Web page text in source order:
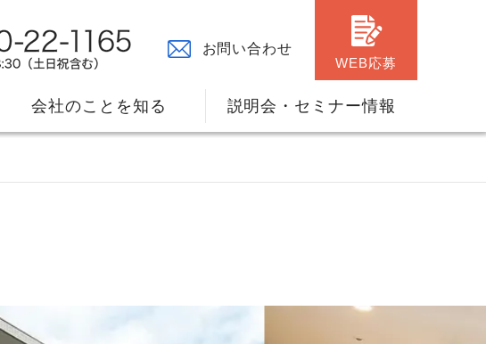
お問い合わせ
WEB応募
会社のことを知る 説明会・セミナー情報